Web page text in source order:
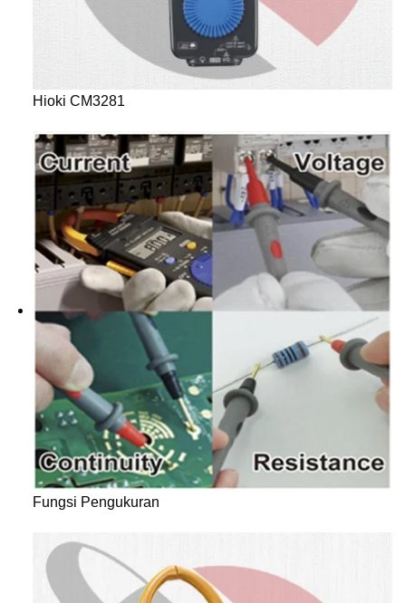
Hioki CM3281
Fungsi Pengukuran